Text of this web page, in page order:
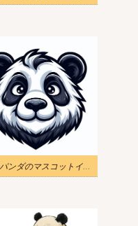
頭のパンダのマスコットイラスト 2